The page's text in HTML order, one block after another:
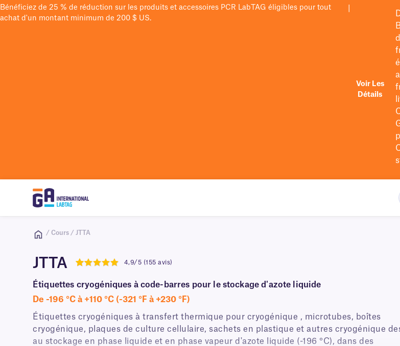
Bénéficiez de 25 % de réduction sur les produits et accessoires PCR LabTAG éligibles pour tout
achat d'un montant minimum de 200 $ US.
Voir Les
Détails
/ Cours / JTTA
JTTA 4,9/5 (155 avis)
Étiquettes cryogéniques à code-barres pour le stockage d'azote liquide
De -196 °C à +110 °C (-321 °F à +230 °F)
Étiquettes cryogéniques à transfert thermique pour cryogénique , microtubes, boîtes
cryogénique, plaques de culture cellulaire, sachets en plastique et autres cryogénique
au stockage en phase liquide et en phase vapeur d'azote liquide (-196 °C), dans des